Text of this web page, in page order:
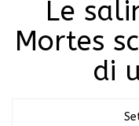
Le
Mortes
di